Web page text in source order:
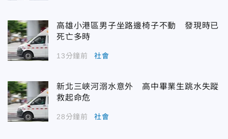
高雄小港區男子坐路邊椅子不動 發現時已
死亡多時
13分鐘前 社會
新北三峽河溺水意外 高中畢業生跳水失蹤
救起命危
28分鐘前 社會